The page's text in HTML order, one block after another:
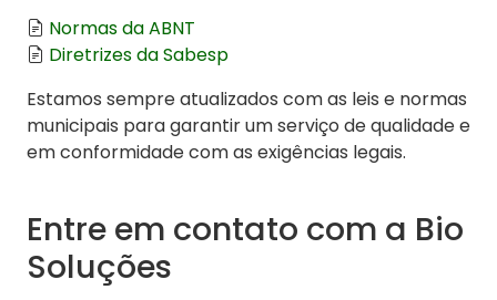
Normas da ABNT
Diretrizes da Sabesp
Estamos sempre atualizados com as leis e normas
municipais para garantir um serviço de qualidade e
em conformidade com as exigências legais.
Entre em contato com a Bio
Soluções